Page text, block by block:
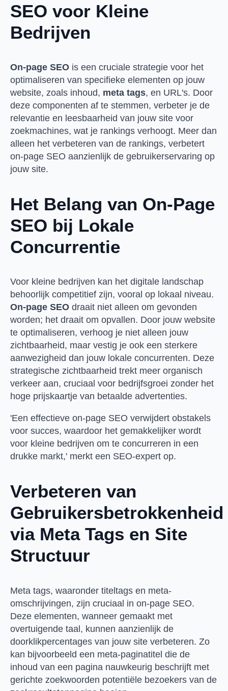
SEO voor Kleine
Bedrijven
On-page SEO is een cruciale strategie voor het
optimaliseren van specifieke elementen op jouw
website, zoals inhoud, meta tags, en URL's. Door
deze componenten af te stemmen, verbeter je de
relevantie en leesbaarheid van jouw site voor
zoekmachines, wat je rankings verhoogt. Meer dan
alleen het verbeteren van de rankings, verbetert
on-page SEO aanzienlijk de gebruikerservaring op
jouw site.
Het Belang van On-Page
SEO bij Lokale
Concurrentie
Voor kleine bedrijven kan het digitale landschap
behoorlijk competitief zijn, vooral op lokaal niveau.
On-page SEO draait niet alleen om gevonden
worden; het draait om opvallen. Door jouw website
te optimaliseren, verhoog je niet alleen jouw
zichtbaarheid, maar vestig je ook een sterkere
aanwezigheid dan jouw lokale concurrenten. Deze
strategische zichtbaarheid trekt meer organisch
verkeer aan, cruciaal voor bedrijfsgroei zonder het
hoge prijskaartje van betaalde advertenties.
'Een effectieve on-page SEO verwijdert obstakels
voor succes, waardoor het gemakkelijker wordt
voor kleine bedrijven om te concurreren in een
drukke markt,' merkt een SEO-expert op.
Verbeteren van
Gebruikersbetrokkenheid
via Meta Tags en Site
Structuur
Meta tags, waaronder titeltags en meta-
omschrijvingen, zijn cruciaal in on-page SEO.
Deze elementen, wanneer gemaakt met
overtuigende taal, kunnen aanzienlijk de
doorklikpercentages van jouw site verbeteren. Zo
kan bijvoorbeeld een meta-paginatitel die de
inhoud van een pagina nauwkeurig beschrijft met
gerichte zoekwoorden potentiële bezoekers van de